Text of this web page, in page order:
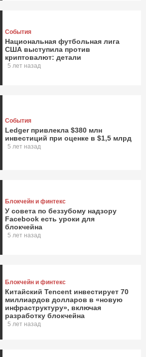
События
Национальная футбольная лига
США выступила против
криптовалют: детали
5 лет назад
События
Ledger привлекла $380 млн
инвестиций при оценке в $1,5 млрд
5 лет назад
Блокчейн и финтекс
У совета по беззубому надзору
Facebook есть уроки для
блокчейна
5 лет назад
Блокчейн и финтекс
Китайский Tencent инвестирует 70
миллиардов долларов в «новую
инфраструктуру», включая
разработку блокчейна
5 лет назад